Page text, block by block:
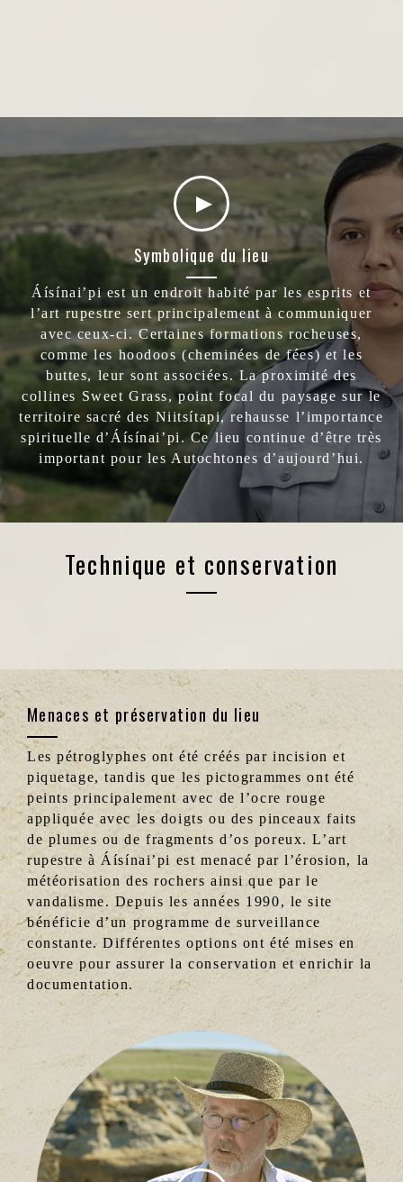
Symbolique du lieu
Áísínai’pi est un endroit habité par les esprits et
l’art rupestre sert principalement à communiquer
avec ceux-ci. Certaines formations rocheuses,
comme les hoodoos (cheminées de fées) et les
buttes, leur sont associées. La proximité des
collines Sweet Grass, point focal du paysage sur le
territoire sacré des Niitsítapi, rehausse l’importance
spirituelle d’Áísínai’pi. Ce lieu continue d’être très
important pour les Autochtones d’aujourd’hui.
Technique et conservation
Menaces et préservation du lieu
Les pétroglyphes ont été créés par incision et
piquetage, tandis que les pictogrammes ont été
peints principalement avec de l’ocre rouge
appliquée avec les doigts ou des pinceaux faits
de plumes ou de fragments d’os poreux. L’art
rupestre à Áísínai’pi est menacé par l’érosion, la
météorisation des rochers ainsi que par le
vandalisme. Depuis les années 1990, le site
bénéficie d’un programme de surveillance
constante. Différentes options ont été mises en
oeuvre pour assurer la conservation et enrichir la
documentation.